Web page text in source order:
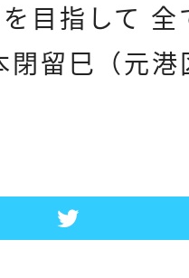
目指して 全
留巳（元港